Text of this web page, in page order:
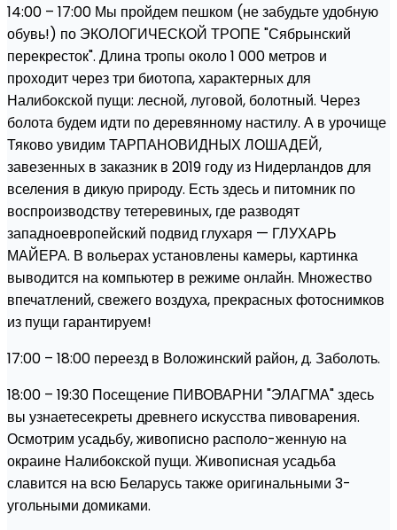
14:00 – 17:00 Мы пройдем пешком (не забудьте удобную
обувь!) по ЭКОЛОГИЧЕСКОЙ ТРОПЕ "Сябрынский
перекресток". Длина тропы около 1 000 метров и
проходит через три биотопа, характерных для
Налибокской пущи: лесной, луговой, болотный. Через
болота будем идти по деревянному настилу. А в урочище
Тяково увидим ТАРПАНОВИДНЫХ ЛОШАДЕЙ,
завезенных в заказник в 2019 году из Нидерландов для
вселения в дикую природу. Есть здесь и питомник по
воспроизводству тетеревиных, где разводят
западноевропейский подвид глухаря — ГЛУХАРЬ
МАЙЕРА. В вольерах установлены камеры, картинка
выводится на компьютер в режиме онлайн. Множество
впечатлений, свежего воздуха, прекрасных фотоснимков
из пущи гарантируем!
17:00 – 18:00 переезд в Воложинский район, д. Заболоть.
18:00 – 19:30 Посещение ПИВОВАРНИ "ЭЛАГМА" здесь
вы узнаетесекреты древнего искусства пивоварения.
Осмотрим усадьбу, живописно располо-женную на
окраине Налибокской пущи. Живописная усадьба
славится на всю Беларусь также оригинальными 3-
угольными домиками.